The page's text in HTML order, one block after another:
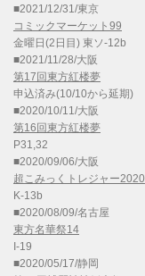
■2021/12/31/東京
コミックマーケット99
金曜日(2日目) 東ソ-12b
■2021/11/28/大阪
第17回東方紅楼夢
申込済み(10/10から延期)
■2020/10/11/大阪
第16回東方紅楼夢
P31,32
■2020/09/06/大阪
超こみっくトレジャー2020
K-13b
■2020/08/09/名古屋
東方名華祭14
I-19
■2020/05/17/静岡